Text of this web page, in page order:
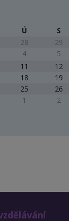
Ú S
28 29
4 5
11 12
18 19
25 26
1 2